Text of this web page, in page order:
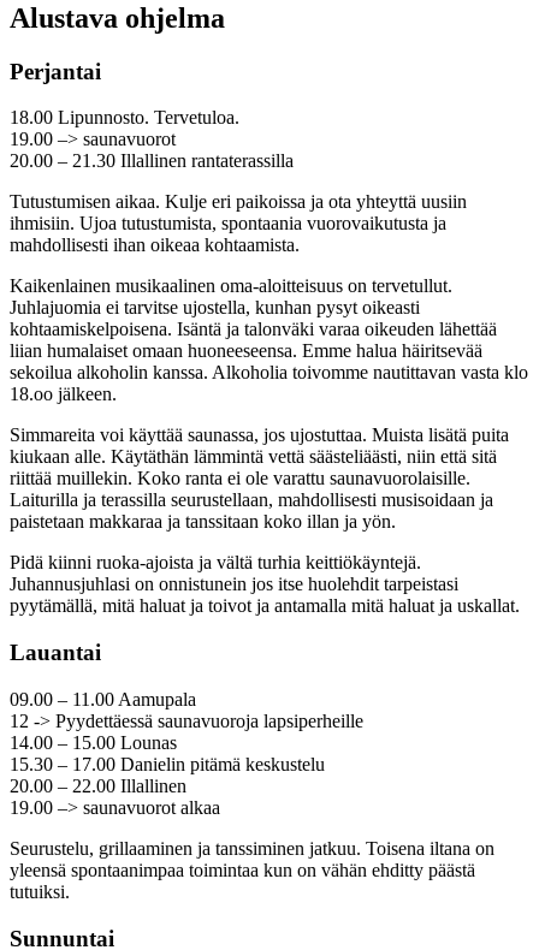
Alustava ohjelma
Perjantai
18.00 Lipunnosto. Tervetuloa.
19.00 –> saunavuorot
20.00 – 21.30 Illallinen rantaterassilla
Tutustumisen aikaa. Kulje eri paikoissa ja ota yhteyttä uusiin
ihmisiin. Ujoa tutustumista, spontaania vuorovaikutusta ja
mahdollisesti ihan oikeaa kohtaamista.
Kaikenlainen musikaalinen oma-aloitteisuus on tervetullut.
Juhlajuomia ei tarvitse ujostella, kunhan pysyt oikeasti
kohtaamiskelpoisena. Isäntä ja talonväki varaa oikeuden lähettää
liian humalaiset omaan huoneeseensa. Emme halua häiritsevää
sekoilua alkoholin kanssa. Alkoholia toivomme nautittavan vasta klo
18.oo jälkeen.
Simmareita voi käyttää saunassa, jos ujostuttaa. Muista lisätä puita
kiukaan alle. Käytäthän lämmintä vettä säästeliäästi, niin että sitä
riittää muillekin. Koko ranta ei ole varattu saunavuorolaisille.
Laiturilla ja terassilla seurustellaan, mahdollisesti musisoidaan ja
paistetaan makkaraa ja tanssitaan koko illan ja yön.
Pidä kiinni ruoka-ajoista ja vältä turhia keittiökäyntejä.
Juhannusjuhlasi on onnistunein jos itse huolehdit tarpeistasi
pyytämällä, mitä haluat ja toivot ja antamalla mitä haluat ja uskallat.
Lauantai
09.00 – 11.00 Aamupala
12 -> Pyydettäessä saunavuoroja lapsiperheille
14.00 – 15.00 Lounas
15.30 – 17.00 Danielin pitämä keskustelu
20.00 – 22.00 Illallinen
19.00 –> saunavuorot alkaa
Seurustelu, grillaaminen ja tanssiminen jatkuu. Toisena iltana on
yleensä spontaanimpaa toimintaa kun on vähän ehditty päästä
tutuiksi.
Sunnuntai